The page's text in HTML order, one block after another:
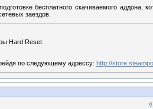
бесплатного скачиваемого
заездов.
Hard Reset.
по следующему адрессу: http://
«